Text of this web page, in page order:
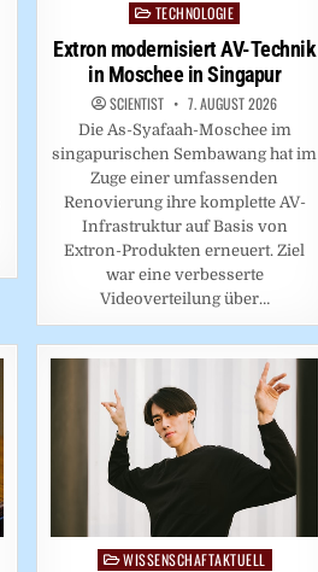
Posted
in
TECHNOLOGIE
Extron modernisiert AV-Technik
in Moschee in Singapur
SCIENTIST 7. AUGUST 2026
Die As-Syafaah-Moschee im
singapurischen Sembawang hat im
Zuge einer umfassenden
Renovierung ihre komplette AV-
Infrastruktur auf Basis von
Extron-Produkten erneuert. Ziel
war eine verbesserte
Videoverteilung über…
PostedWISSENSCHAFTAKTUELL